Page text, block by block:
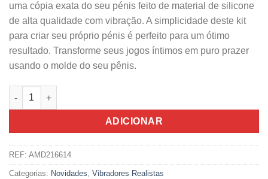
uma cópia exata do seu pénis feito de material de silicone
de alta qualidade com vibração. A simplicidade deste kit
para criar seu próprio pénis é perfeito para um ótimo
resultado. Transforme seus jogos íntimos em puro prazer
usando o molde do seu pênis.
Quantidade de Kit Cloneboy Para Clonagem de Pénis Com
ADICIONAR
REF: AMD216614
Categorias: Novidades, Vibradores Realistas